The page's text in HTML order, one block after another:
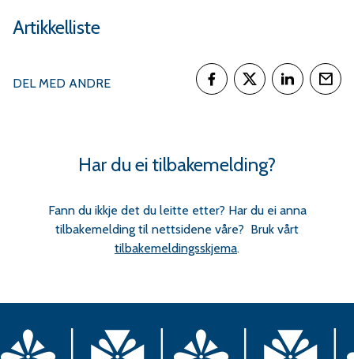
Artikkelliste
DEL MED ANDRE
Har du ei tilbakemelding?
Fann du ikkje det du leitte etter? Har du ei anna
tilbakemelding til nettsidene våre? Bruk vårt
tilbakemeldingsskjema.